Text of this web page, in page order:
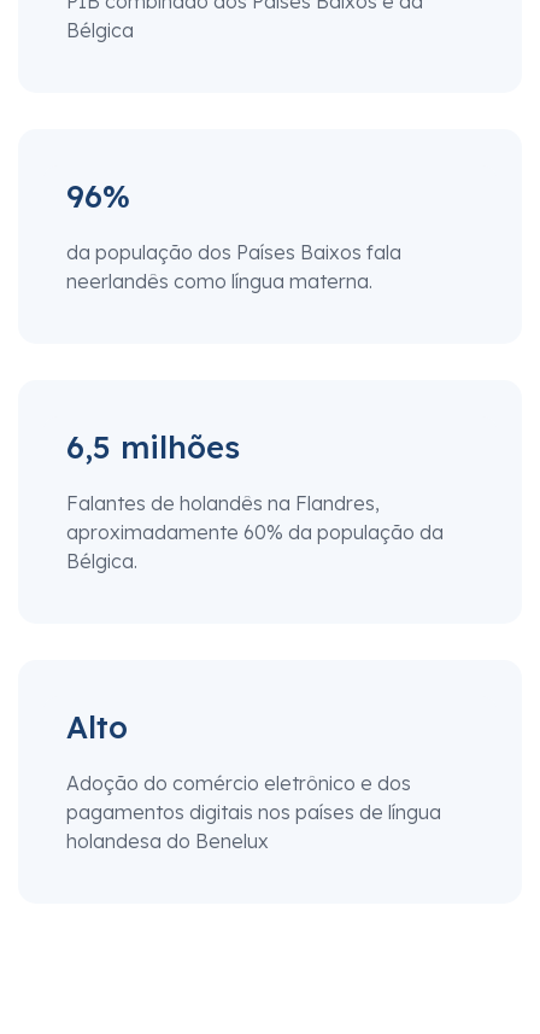
Bélgica
96%
da população dos Países Baixos fala
neerlandês como língua materna.
6,5 milhões
Falantes de holandês na Flandres,
aproximadamente 60% da população da
Bélgica.
Alto
Adoção do comércio eletrônico e dos
pagamentos digitais nos países de língua
holandesa do Benelux